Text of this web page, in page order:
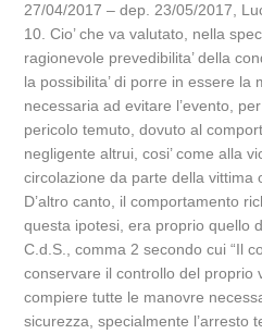
27/04/2017 – dep. 23/05/2017,
10. Cio’ che va valutato, nella
ragionevole prevedibilita’ della
la possibilita’ di porre in essere la
necessaria ad evitare l’evento,
pericolo temuto, dovuto al
negligente altrui, cosi’ come alla
circolazione da parte della vittima
D’altro canto, il comportamento
questa ipotesi, era proprio quello
C.d.S., comma 2 secondo cui “Il
conservare il controllo del proprio
compiere tutte le manovre
sicurezza, specialmente l’arresto